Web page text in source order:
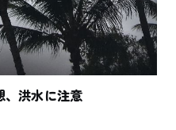
、洪水に注意